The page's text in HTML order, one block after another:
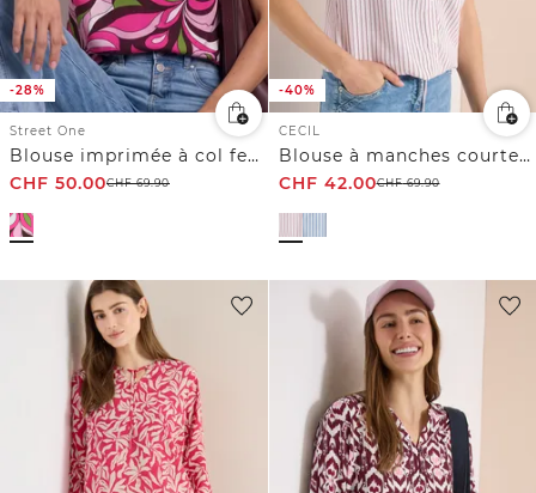
-28%
Street One
Blouse imprimée à col fendu
CHF 50.00CHF69.90
-40%
CECIL
Blouse à manches courtes avec motif à rayures
CHF 42.00CHF69.90